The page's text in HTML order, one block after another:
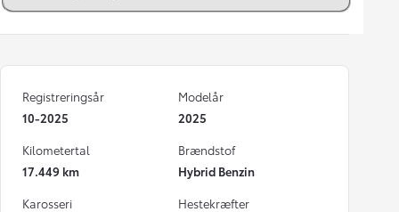
Registreringsår
10-2025
Modelår
2025
Kilometertal
17.449 km
Brændstof
Hybrid Benzin
Karosseri
Hestekræfter